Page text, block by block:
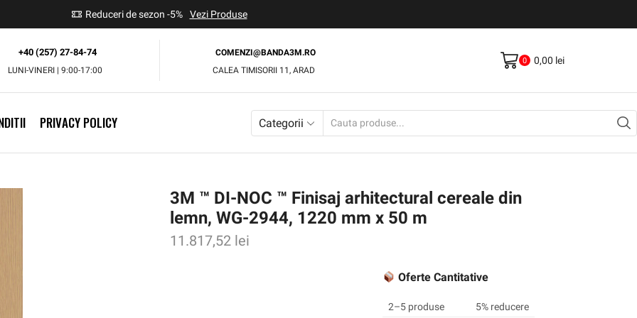
Reduceri de sezon -5% Vezi Produse
+40 (257) 27-84-74
LUNI-VINERI | 9:00-17:00
COMENZI@BANDA3M.RO
CALEA TIMISORII 11, ARAD
0 0,00 lei
PRIVACY POLICY Categorii
3M ™ DI-NOC ™ Finisaj arhitectural cereale din
lemn, WG-2944, 1220 mm x 50 m
11.817,52 lei
Oferte Cantitative
2–5 produse
5% reducere